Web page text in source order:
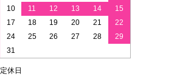
10 11 12 13 14
15
17 18 19 20 21
22
24 25 26 27 28
29
31
定休日